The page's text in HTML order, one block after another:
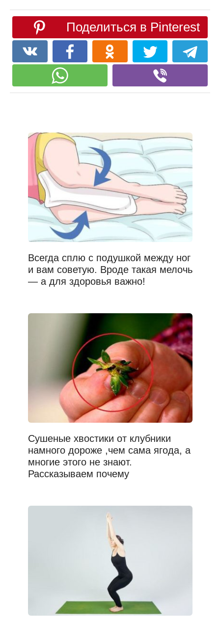
Поделиться в Pinterest
Всегда сплю с подушкой между ног
и вам советую. Вроде такая мелочь
— а для здоровья важно!
Сушеные хвостики от клубники
намного дороже ,чем сама ягода, а
многие этого не знают.
Рассказываем почему